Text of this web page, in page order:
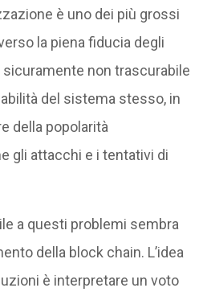
è uno dei più grossi
la piena fiducia degli
sicuramente non trascurabile
del sistema stesso, in
della popolarità
gli attacchi e i tentativi di
a questi problemi sembra
della block chain. L’idea
è interpretare un voto